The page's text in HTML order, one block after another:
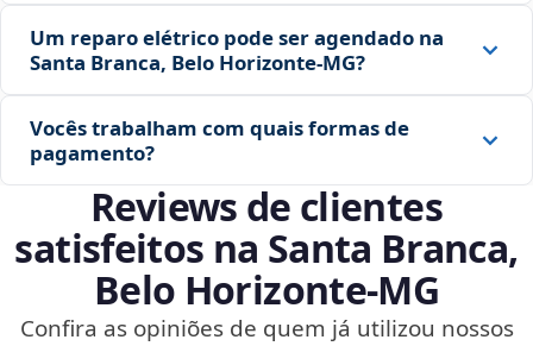
Um reparo elétrico pode ser agendado na
Santa Branca, Belo Horizonte‑MG?
Vocês trabalham com quais formas de
pagamento?
Reviews de clientes
satisfeitos na Santa Branca,
Belo Horizonte‑MG
Confira as opiniões de quem já utilizou nossos